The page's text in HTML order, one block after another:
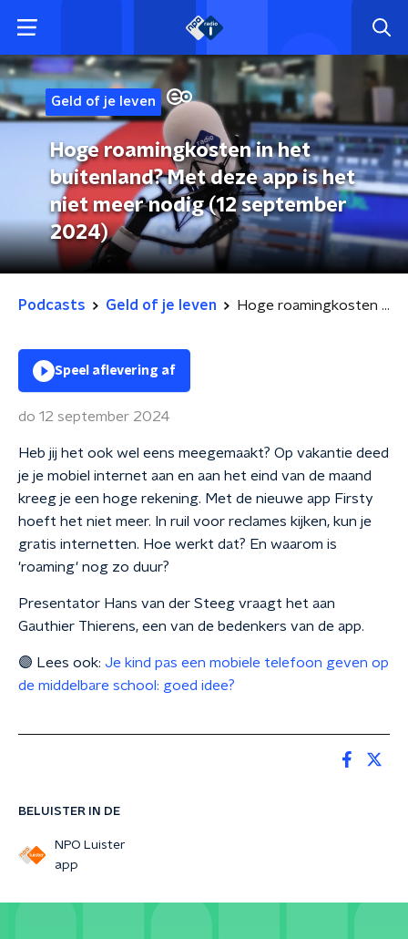
Geld of je leven
Hoge roamingkosten in het
buitenland? Met deze app is het
niet meer nodig (12 september
2024)
Podcasts Geld of je leven Hoge roamingkosten in het buitenland? Met deze app is het niet meer nodig (12 september 2024)
BELUISTER IN DE
NPO Luister
app
Speel aflevering af
do 12 september 2024
Heb jij het ook wel eens meegemaakt? Op vakantie deed
je je mobiel internet aan en aan het eind van de maand
kreeg je een hoge rekening. Met de nieuwe app Firsty
hoeft het niet meer. In ruil voor reclames kijken, kun je
gratis internetten. Hoe werkt dat? En waarom is
'roaming' nog zo duur?
Presentator Hans van der Steeg vraagt het aan
Gauthier Thierens, een van de bedenkers van de app.
🟣 Lees ook: Je kind pas een mobiele telefoon geven op
de middelbare school: goed idee?